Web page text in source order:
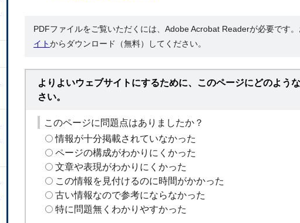
PDFファイルをご覧いただくには、Adobe Acrobat Readerが必要です
イトからダウンロード（無料）してください。
よりよいウェブサイトにするために、このページにどのよう
さい。
このページに問題点はありましたか？
情報が十分掲載されていなかった
ページの構成がわかりにくかった
文章や表現がわかりにくかった
この情報を見付けるのに時間がかかった
古い情報なので参考にならなかった
特に問題無くわかりやすかった